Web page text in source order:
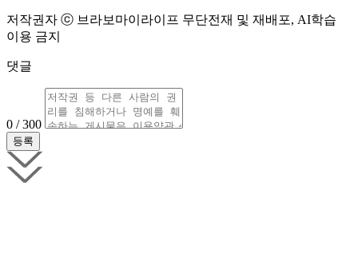
저작권자 ⓒ 브라보마이라이프 무단전재 및 재배포, AI학습
이용 금지
댓글
0 / 300